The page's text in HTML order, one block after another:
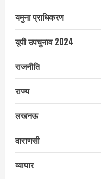
यमुना प्राधिकरण
यूपी उपचुनाव 2024
राजनीति
राज्य
लखनऊ
वाराणसी
व्यापार